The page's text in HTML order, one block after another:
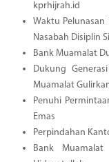
kprhijrah.id
Waktu
Nasabah Disiplin
Bank Muamalat
Dukung
Muamalat
Penuhi
Emas
Perpindahan
Bank